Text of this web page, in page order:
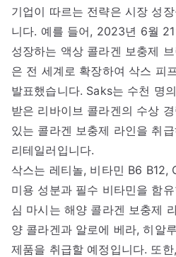
기업이 따르는 전략은 시장 성
니다. 예를 들어, 2023년 6월
성장하는 액상 콜라겐 보충제
은 전 세계로 확장하여 삭스 피
발표했습니다. Saks는 수천 명
받은 리바이브 콜라겐의 수상
있는 콜라겐 보충제 라인을 취
리테일러입니다.
삭스는 레티놀, 비타민 B6 B12,
미용 성분과 필수 비타민을 함
심 마시는 해양 콜라겐 보충제
양 콜라겐과 알로에 베라, 히알
제품을 취급할 예정입니다. 또